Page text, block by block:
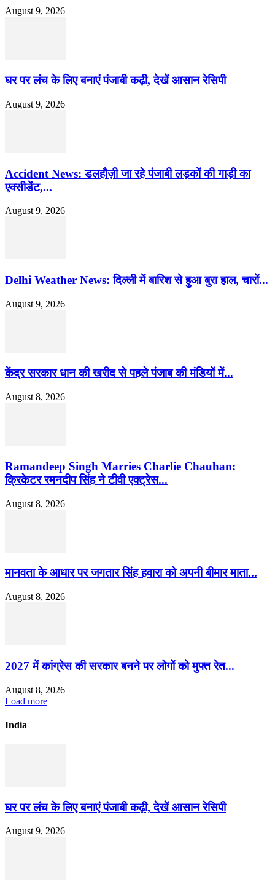
August 9, 2026
घर पर लंच के लिए बनाएं पंजाबी कढ़ी, देखें आसान रेसिपी
August 9, 2026
Accident News: डलहौज़ी जा रहे पंजाबी लड़कों की गाड़ी का
एक्सीडेंट,...
August 9, 2026
Delhi Weather News: दिल्ली में बारिश से हुआ बुरा हाल, चारों...
August 9, 2026
केंद्र सरकार धान की खरीद से पहले पंजाब की मंडियों में...
August 8, 2026
Ramandeep Singh Marries Charlie Chauhan:
क्रिकेटर रमनदीप सिंह ने टीवी एक्ट्रेस...
August 8, 2026
मानवता के आधार पर जगतार सिंह हवारा को अपनी बीमार माता...
August 8, 2026
2027 में कांग्रेस की सरकार बनने पर लोगों को मुफ्त रेत...
August 8, 2026
Load more
India
घर पर लंच के लिए बनाएं पंजाबी कढ़ी, देखें आसान रेसिपी
August 9, 2026